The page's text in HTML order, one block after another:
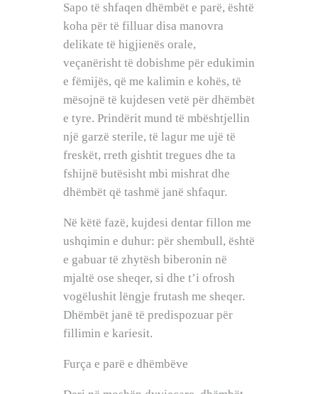
Sapo të shfaqen dhëmbët e parë, është
koha për të filluar disa manovra
delikate të higjienës orale,
veçanërisht të dobishme për edukimin
e fëmijës, që me kalimin e kohës, të
mësojnë të kujdesen vetë për dhëmbët
e tyre. Prindërit mund të mbështjellin
një garzë sterile, të lagur me ujë të
freskët, rreth gishtit tregues dhe ta
fshijnë butësisht mbi mishrat dhe
dhëmbët që tashmë janë shfaqur.
Në këtë fazë, kujdesi dentar fillon me
ushqimin e duhur: për shembull, është
e gabuar të zhytësh biberonin në
mjaltë ose sheqer, si dhe t’i ofrosh
vogëlushit lëngje frutash me sheqer.
Dhëmbët janë të predispozuar për
fillimin e kariesit.
Furça e parë e dhëmbëve